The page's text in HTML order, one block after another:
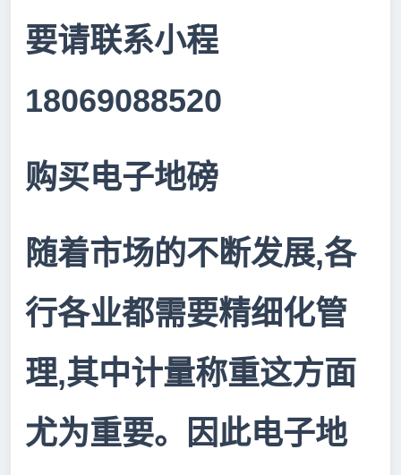
要请联系小程
18069088520
购买电子地磅
随着市场的不断发展,各
行各业都需要精细化管
理,其中计量称重这方面
尤为重要。因此电子地